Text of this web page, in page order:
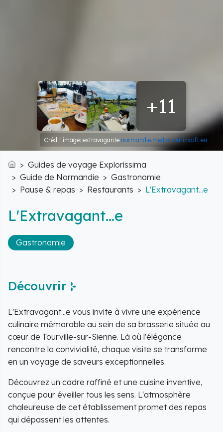
+11
Crédit image: extravagante normandie.media.tourinsoft.eu
Accueil
Guides de voyage Explorissima
Guide de Normandie
Gastronomie
Pause & repas
Restaurants L'Extravagant...e
L'Extravagant...e
Gastronomie
Découvrir
L'Extravagant...e vous invite à vivre une expérience
culinaire mémorable au sein de sa brasserie située au
cœur de Tourville-sur-Sienne. Là où l'élégance
rencontre la convivialité, chaque visite se transforme
en un voyage de saveurs exceptionnelles.
Découvrez un cadre raffiné et une cuisine inventive,
conçue pour éveiller tous les sens. L'atmosphère
chaleureuse de cet établissement promet des repas
qui dépassent les attentes.